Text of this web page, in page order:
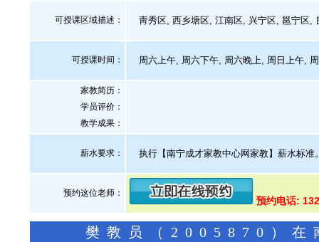
可授课区域描述： 靑秀区, 西乡塘区, 江南区, 兴宁区, 邕宁区,
可授课时间： 周六上午, 周六下午, 周六晚上, 周日上午,
家教简历：
学员评价：
教学成果：
薪水要求： 执行【南宁成才家教中心网家教】薪水标准
预约这位老师：
预约电话:
樊教员（2005870）在